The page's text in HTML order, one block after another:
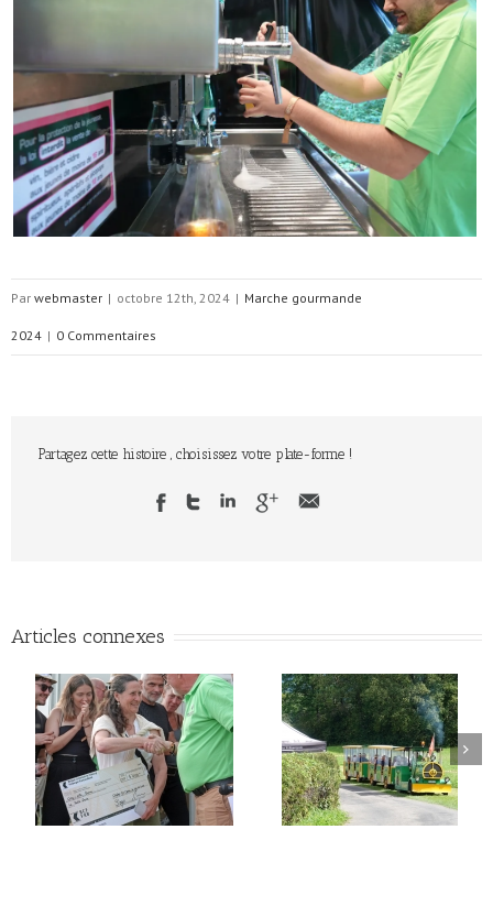
Par webmaster | octobre 12th, 2024 | Marche gourmande
2024 | 0 Commentaires
Partagez cette histoire , choisissez votre plate-forme !
Articles connexes